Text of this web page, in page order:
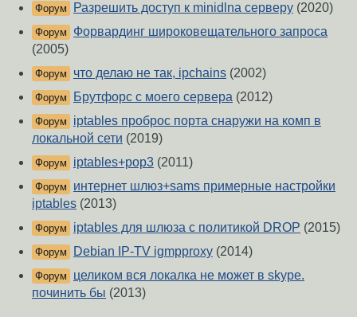
Форум Разрешить доступ к minidlna серверу (2020)
Форум
Форвардинг широковещательного запроса
(2005)
Форум что делаю не так, ipchains (2002)
Форум Брутфорс с моего сервера (2012)
Форум
iptables проброс порта снаружи на комп в
локальной сети (2019)
Форум iptables+pop3 (2011)
Форум
интернет шлюз+sams примерные настройки
iptables (2013)
Форум iptables для шлюза с политикой DROP (2015)
Форум Debian IP-TV igmpproxy (2014)
Форум
целиком вся локалка не может в skype.
починить бы (2013)